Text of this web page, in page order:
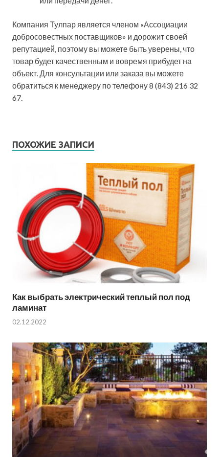
Компания Тулпар является членом «Ассоциации
добросовестных поставщиков» и дорожит своей
репутацией, поэтому вы можете быть уверены, что
товар будет качественным и вовремя прибудет на
объект. Для консультации или заказа вы можете
обратиться к менеджеру по телефону 8 (843) 216 32
67.
ПОХОЖИЕ ЗАПИСИ
Как выбрать электрический теплый пол под
ламинат
02.12.2022